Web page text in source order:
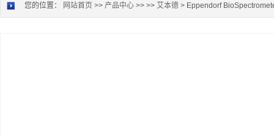
您的位置： 网站首页 >> 产品中心 >> >> 艾本德 > Eppendorf